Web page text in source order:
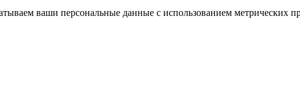
ваши персональные данные с использованием метрических